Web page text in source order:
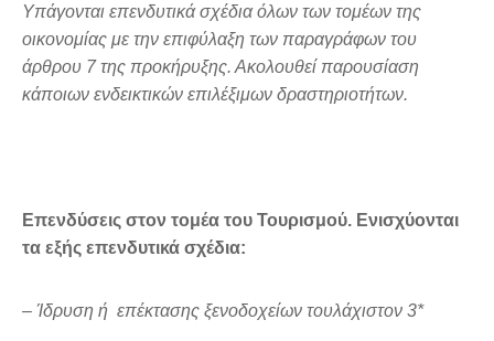
Υπάγονται επενδυτικά σχέδια όλων των τομέων της
οικονομίας με την επιφύλαξη των παραγράφων του
άρθρου 7 της προκήρυξης. Ακολουθεί παρουσίαση
κάποιων ενδεικτικών επιλέξιμων δραστηριοτήτων.
Επενδύσεις στον τομέα του Τουρισμού. Ενισχύονται
τα εξής επενδυτικά σχέδια:
– Ίδρυση ή επέκτασης ξενοδοχείων τουλάχιστον 3*